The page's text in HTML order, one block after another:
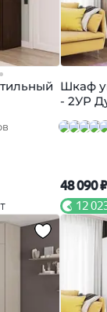
Шкаф
- 2УР
48 090 ₽
12